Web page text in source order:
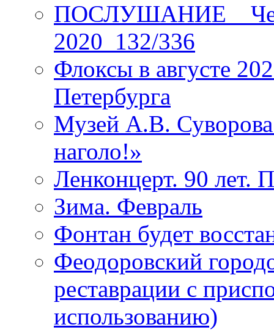
ПОСЛУШАНИЕ _
2020_132/336
Флоксы в августе
Петербурга
Музей А.В.
наголо!»
Ленконцерт. 90 лет.
Зима. Февраль
Фонтан будет
Феодоровский
реставрации с
использованию)